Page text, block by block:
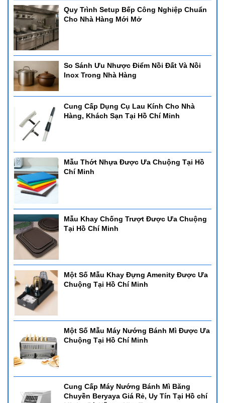
Quy Trình Setup Bếp Công Nghiệp Chuẩn
Cho Nhà Hàng Mới Mở
So Sánh Ưu Nhược Điểm Nồi Đất Và Nồi
Inox Trong Nhà Hàng
Cung Cấp Dụng Cụ Lau Kính Cho Nhà
Hàng, Khách Sạn Tại Hồ Chí Minh
Mẫu Thớt Nhựa Được Ưa Chuộng Tại Hồ
Chí Minh
Mẫu Khay Chống Trượt Được Ưa Chuộng
Tại Hồ Chí Minh
Một Số Mẫu Khay Đựng Amenity Được Ưa
Chuộng Tại Hồ Chí Minh
Một Số Mẫu Máy Nướng Bánh Mì Được Ưa
Chuộng Tại Hồ Chí Minh
Cung Cấp Máy Nướng Bánh Mì Băng
Chuyền Beryaya Giá Rẻ, Uy Tín Tại Hồ chí